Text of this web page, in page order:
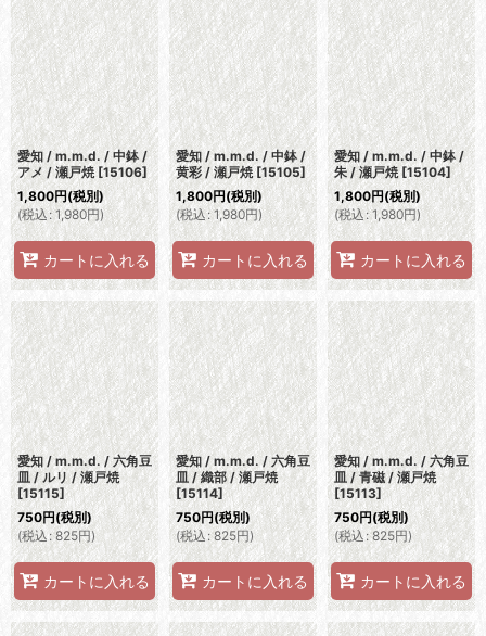
愛知 / m.m.d. / 中鉢 /
アメ / 瀬戸焼 [15106]
1,800円(税別)
(税込 : 1,980円)
カートに入れる
愛知 / m.m.d. / 中鉢 /
黄彩 / 瀬戸焼 [15105]
1,800円(税別)
(税込: 1,980円)
カートに入れる
愛知 / m.m.d. / 中鉢 /
朱 / 瀬戸焼 [15104]
1,800円(税別)
(税込 : 1,980円)
カートに入れる
愛知 / m.m.d. / 六角豆
皿 / ルリ / 瀬戸焼
[15115]
750円(税別)
(税込 : 825円)
カートに入れる
愛知 / m.m.d. / 六角豆
皿 / 織部 / 瀬戸焼
[15114]
750円(税別)
(税込 : 825円)
カートに入れる
愛知 / m.m.d. / 六角豆
皿 / 青磁 / 瀬戸焼
[15113]
750円(税別)
(税込 : 825円)
カートに入れる